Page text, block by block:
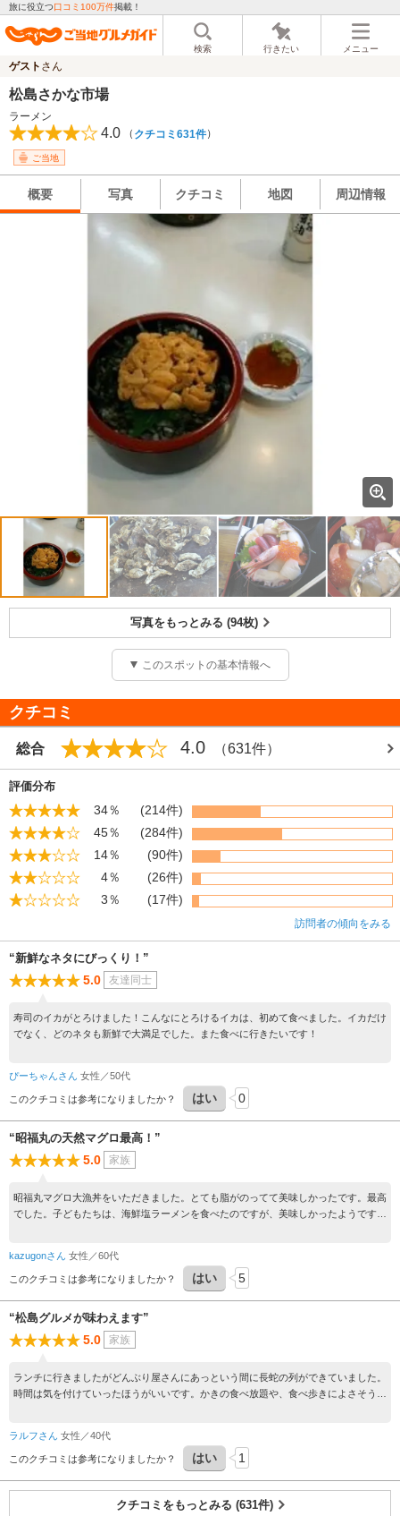
旅に役立つ口コミ100万件掲載！
検索 行きたい メニュー
ゲスト さん
松島さかな市場
ラーメン
4.0 （ クチコミ631件）
ご当地
概要 写真 クチコミ 地図 周辺情報
写真をもっとみる (94枚)
このスポットの基本情報へ
クチコミ
総合 4.0 （631件）
評価分布
34％
(214件)
45％
(284件)
14％
(90件)
4％
(26件)
3％
(17件)
訪問者の傾向をみる
“新鮮なネタにびっくり！”
5.0 友達同士
寿司のイカがとろけました！こんなにとろけるイカは、初めて食べました。イカだけ
でなく、どのネタも新鮮で大満足でした。また食べに行きたいです！
ぴーちゃんさん 女性／50代
このクチコミは参考になりましたか？ はい 0
“昭福丸の天然マグロ最高！”
5.0 家族
昭福丸マグロ大漁丼をいただきました。とても脂がのってて美味しかったです。最高
でした。子どもたちは、海鮮塩ラーメンを食べたのですが、美味しかったようです。
kazugonさん 女性／60代
このクチコミは参考になりましたか？ はい 5
“松島グルメが味わえます”
5.0 家族
ランチに行きましたがどんぶり屋さんにあっという間に長蛇の列ができていました。
時間は気を付けていったほうがいいです。かきの食べ放題や、食べ歩きによさそうな
ラルフさん 女性／40代
このクチコミは参考になりましたか？ はい 1
クチコミをもっとみる (631件)